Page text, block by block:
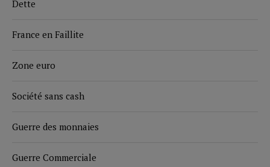
Dette
France en Faillite
Zone euro
Société sans cash
Guerre des monnaies
Guerre Commerciale